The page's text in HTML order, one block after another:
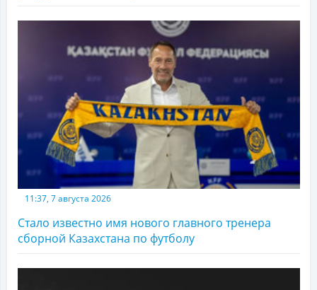
11:37, 7 августа 2026
Стало известно имя нового главного тренера
сборной Казахстана по футболу